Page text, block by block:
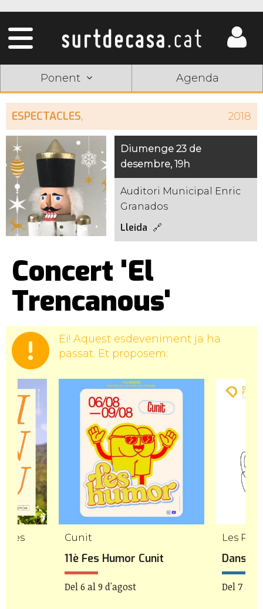
Ponent Agenda
ESPECTACLES, 2018
Diumenge 23 de
desembre, 19h
Auditori Municipal Enric
Granados
Lleida
Concert 'El
Trencanous'
Ei! Aquest esdeveniment ja ha
passat. Et proposem:
Cunit
11è Fes Humor Cunit
Del 6 al 9 d'agost
Les
Del 7 al